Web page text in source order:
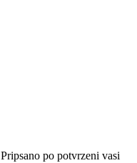
Pripsano po potvrzeni vasi